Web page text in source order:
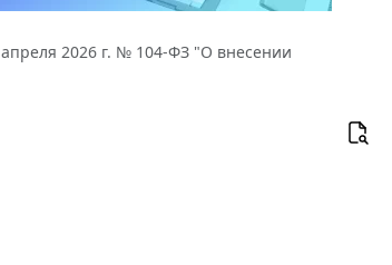
2026 г. № 104-ФЗ "О внесении